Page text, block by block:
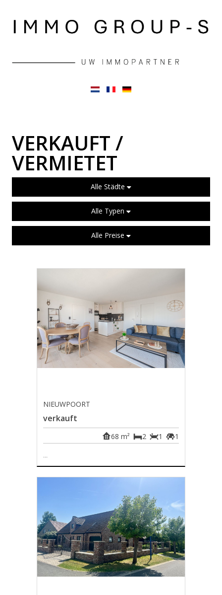
VERKAUFT /
VERMIETET
Alle Städte
Alle Typen
Alle Preise
NIEUWPOORT
verkauft
1
1
2
68 m²
...